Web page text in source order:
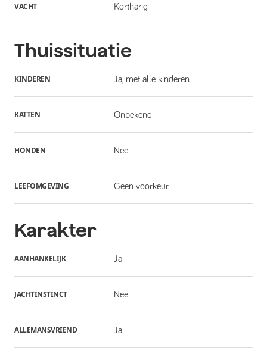
VACHT Kortharig
Thuissituatie
KINDEREN Ja, met alle kinderen
KATTEN Onbekend
HONDEN Nee
LEEFOMGEVING Geen voorkeur
Karakter
AANHANKELIJK Ja
JACHTINSTINCT Nee
ALLEMANSVRIEND Ja